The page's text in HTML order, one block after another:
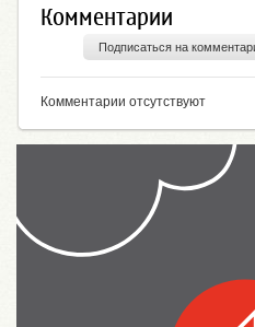
Комментарии
Подписаться на
Комментарии отсутствуют